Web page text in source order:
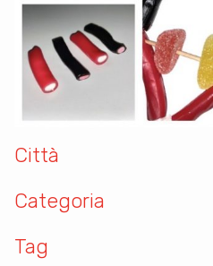
Città
Categoria
Tag